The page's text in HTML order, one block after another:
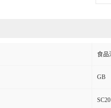
食品
GB